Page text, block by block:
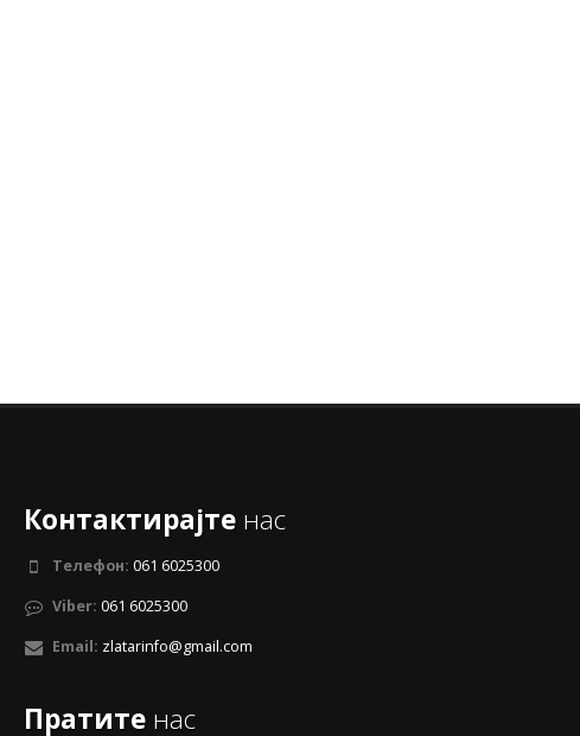
Контактирајте нас
Телефон: 061 6025300
Viber: 061 6025300
Email: zlatarinfo@gmail.com
Пратите нас